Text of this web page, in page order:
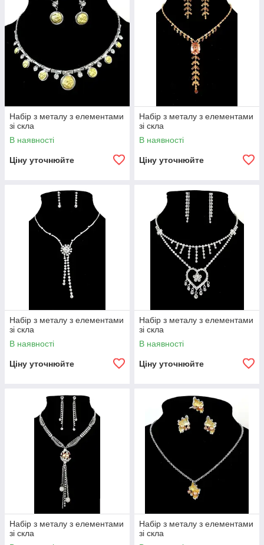
Набір з металу з елементами
зі скла
В наявності
Ціну уточнюйте
Набір з металу з елементами
зі скла
В наявності
Ціну уточнюйте
Набір з металу з елементами
зі скла
В наявності
Ціну уточнюйте
Набір з металу з елементами
зі скла
В наявності
Ціну уточнюйте
Набір з металу з елементами
зі скла
Набір з металу з елементами
зі скла